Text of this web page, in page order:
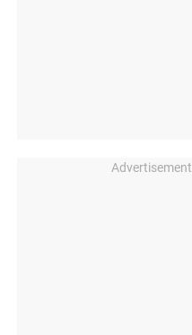
Advertisement